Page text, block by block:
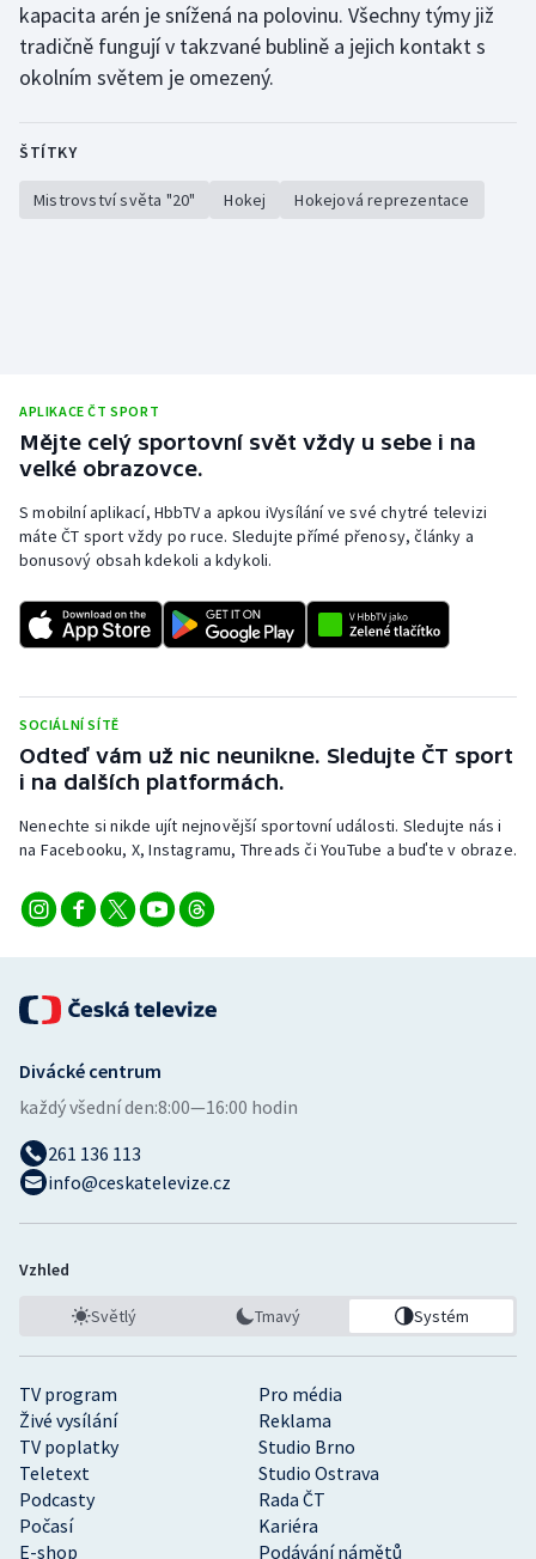
kapacita arén je snížená na polovinu. Všechny týmy již
tradičně fungují v takzvané bublině a jejich kontakt s
okolním světem je omezený.
ŠTÍTKY
Mistrovství světa "20" Hokej Hokejová reprezentace
APLIKACE ČT SPORT
Mějte celý sportovní svět vždy u sebe i na
velké obrazovce.
S mobilní aplikací, HbbTV a apkou iVysílání ve své chytré televizi
máte ČT sport vždy po ruce. Sledujte přímé přenosy, články a
bonusový obsah kdekoli a kdykoli.
SOCIÁLNÍ SÍTĚ
Odteď vám už nic neunikne. Sledujte ČT sport
i na dalších platformách.
Nenechte si nikde ujít nejnovější sportovní události. Sledujte nás i
na Facebooku, X, Instagramu, Threads či YouTube a buďte v obraze.
TV program
Pro média
Živé vysílání
Reklama
TV poplatky
Studio Brno
Teletext
Studio Ostrava
Podcasty
Rada ČT
Počasí
Kariéra
E-shop
Podávání námětů
Divácké centrum
každý všední den:8:00—16:00 hodin
261 136 113
info@ceskatelevize.cz
Vzhled
Světlý Tmavý Systém